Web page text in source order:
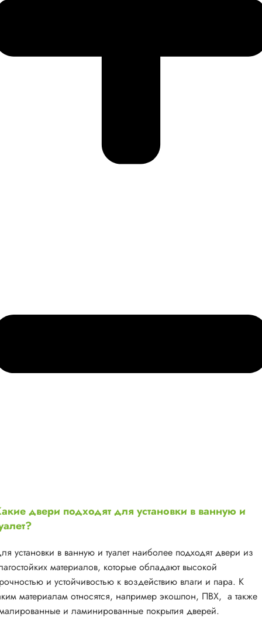
двери подходят для установки в ванную и
установки в ванную и туалет наиболее подходят двери из
материалов, которые обладают высокой
и устойчивостью к воздействию влаги и пара. К
материалам относятся, например экошпон, ПВХ, а также
и ламинированные покрытия дверей.